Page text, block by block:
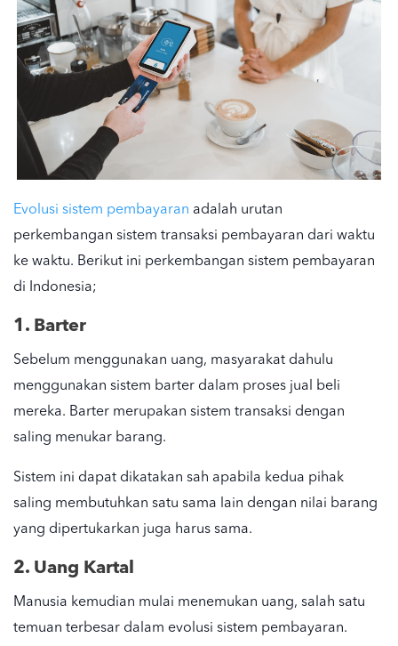
Evolusi sistem pembayaran adalah urutan
perkembangan sistem transaksi pembayaran dari waktu
ke waktu. Berikut ini perkembangan sistem pembayaran
di Indonesia;
1. Barter
Sebelum menggunakan uang, masyarakat dahulu
menggunakan sistem barter dalam proses jual beli
mereka. Barter merupakan sistem transaksi dengan
saling menukar barang.
Sistem ini dapat dikatakan sah apabila kedua pihak
saling membutuhkan satu sama lain dengan nilai barang
yang dipertukarkan juga harus sama.
2. Uang Kartal
Manusia kemudian mulai menemukan uang, salah satu
temuan terbesar dalam evolusi sistem pembayaran.